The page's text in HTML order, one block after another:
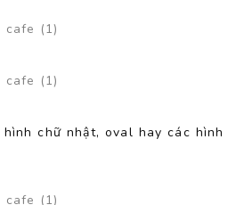
chữ nhật, oval hay các hình